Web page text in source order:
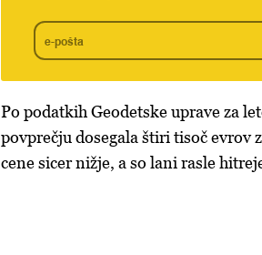
Po podatkih Geodetske uprave za
povprečju dosegala štiri tisoč evrov
cene sicer nižje, a so lani rasle